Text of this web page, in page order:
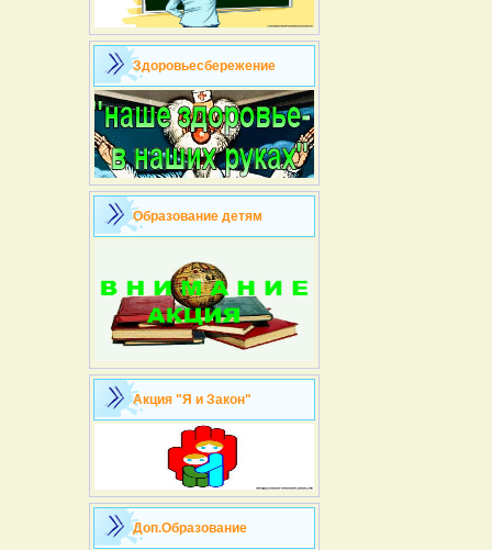
Здоровьесбережение
Образование детям
Акция "Я и Закон"
Доп.Образование